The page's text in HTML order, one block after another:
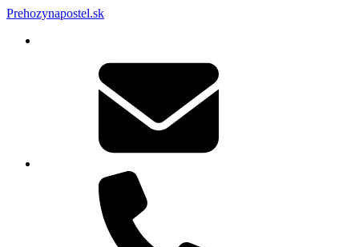
Prehozynapostel.sk